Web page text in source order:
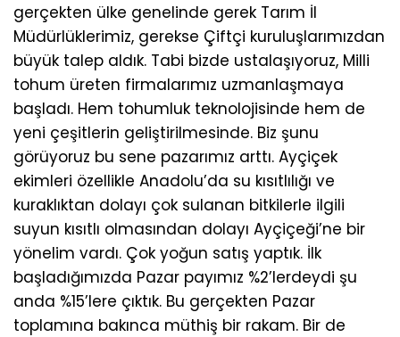
gerçekten ülke genelinde gerek Tarım İl
Müdürlüklerimiz, gerekse Çiftçi kuruluşlarımızdan
büyük talep aldık. Tabi bizde ustalaşıyoruz, Milli
tohum üreten firmalarımız uzmanlaşmaya
başladı. Hem tohumluk teknolojisinde hem de
yeni çeşitlerin geliştirilmesinde. Biz şunu
görüyoruz bu sene pazarımız arttı. Ayçiçek
ekimleri özellikle Anadolu’da su kısıtlılığı ve
kuraklıktan dolayı çok sulanan bitkilerle ilgili
suyun kısıtlı olmasından dolayı Ayçiçeği’ne bir
yönelim vardı. Çok yoğun satış yaptık. İlk
başladığımızda Pazar payımız %2’lerdeydi şu
anda %15’lere çıktık. Bu gerçekten Pazar
toplamına bakınca müthiş bir rakam. Bir de